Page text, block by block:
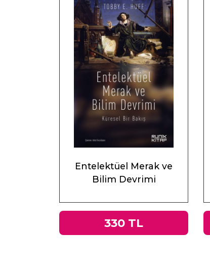
Entelektüel Merak ve
Bilim Devrimi
330 TL